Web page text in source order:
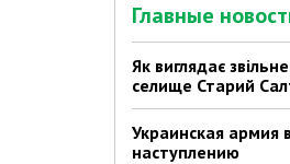
Главные
Як виглядає
селище Старий
Украинская армия
наступлению